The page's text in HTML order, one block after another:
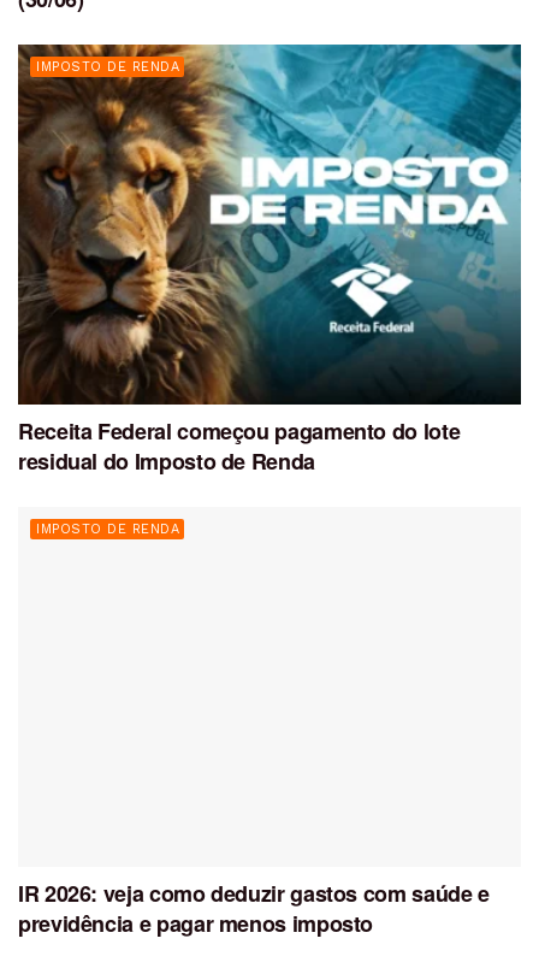
IMPOSTO DE RENDA
Receita Federal começou pagamento do lote
residual do Imposto de Renda
IMPOSTO DE RENDA
IR 2026: veja como deduzir gastos com saúde e
previdência e pagar menos imposto